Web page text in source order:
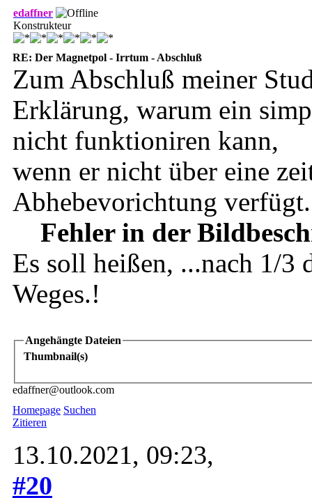
edaffner
Konstrukteur
RE: Der Magnetpol - Irrtum - Abschluß
Zum Abschluß meiner
Erklärung, warum ein
nicht funktioniren kann,
wenn er nicht über eine
Abhebevorichtung verfügt.
Fehler in der
Es soll heißen, ...nach 1/3
Weges.!
Angehängte Dateien
Thumbnail(s)
edaffner@outlook.com
Homepage Suchen
Zitieren
13.10.2021, 09:23,
#20